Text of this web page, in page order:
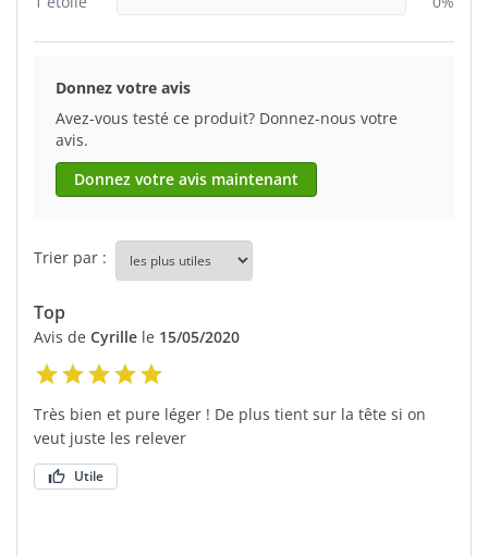
Donnez votre avis
Avez-vous testé ce produit? Donnez-nous votre
avis.
Donnez votre avis maintenant
Trier par :
Top
Avis de Cyrille le 15/05/2020
Très bien et pure léger ! De plus tient sur la tête si on
veut juste les relever
Utile